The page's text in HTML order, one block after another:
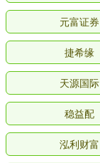
元富证券
捷希缘
天源国际
稳益配
泓利财富